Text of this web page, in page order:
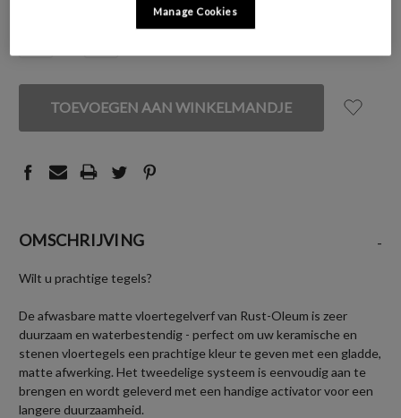
VAN
UNDEFINED
VAN
UNDEFINED
OMSCHRIJVING -
Wilt u prachtige tegels?
De afwasbare matte vloertegelverf van Rust-Oleum is zeer
duurzaam en waterbestendig - perfect om uw keramische en
stenen vloertegels een prachtige kleur te geven met een gladde,
matte afwerking. Het tweedelige systeem is eenvoudig aan te
brengen en wordt geleverd met een handige activator voor een
langere duurzaamheid.
Manage Cookies